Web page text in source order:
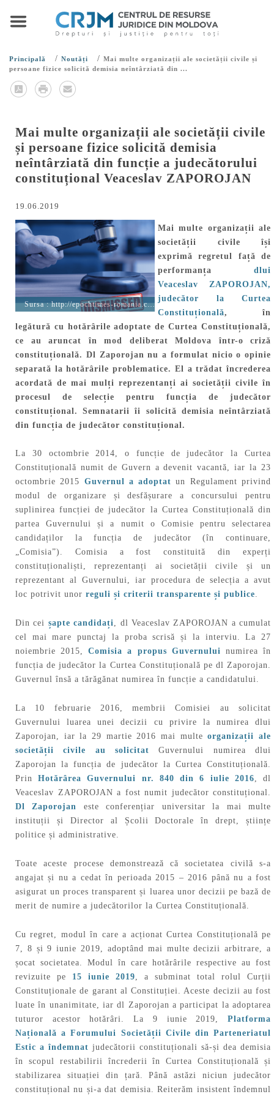
Principală / Noutăți / Mai multe organizații ale societății civile și
persoane fizice solicită demisia neîntârziată din ...
Mai multe organizații ale societății civile
și persoane fizice solicită demisia
neîntârziată din funcție a judecătorului
constituțional Veaceslav ZAPOROJAN
19.06.2019
Sursa :http://epochtimes-romania.com
Mai multe organizații ale
societății civile își
exprimă regretul față de
performanța dlui
Veaceslav ZAPOROJAN,
judecător la Curtea
Constituțională, în
legătură cu hotărârile adoptate de Curtea Constituțională,
ce au aruncat în mod deliberat Moldova într-o criză
constituțională. Dl Zaporojan nu a formulat nicio o opinie
separată la hotărârile problematice. El a trădat încrederea
acordată de mai mulți reprezentanți ai societății civile în
procesul de selecție pentru funcția de judecător
constituțional. Semnatarii îi solicită demisia neîntârziată
din funcția de judecător constituțional.
La 30 octombrie 2014, o funcție de judecător la Curtea
Constituțională numit de Guvern a devenit vacantă, iar la 23
octombrie 2015 Guvernul a adoptat un Regulament privind
modul de organizare și desfășurare a concursului pentru
suplinirea funcției de judecător la Curtea Constituțională din
partea Guvernului și a numit o Comisie pentru selectarea
candidaților la funcția de judecător (în continuare,
„Comisia”). Comisia a fost constituită din experți
constituționaliști, reprezentanți ai societății civile și un
reprezentant al Guvernului, iar procedura de selecția a avut
loc potrivit unor reguli și criterii transparente și publice.
Din cei șapte candidați, dl Veaceslav ZAPOROJAN a cumulat
cel mai mare punctaj la proba scrisă și la interviu. La 27
noiembrie 2015,Comisia a propus Guvernului numirea în
funcția de judecător la Curtea Constituțională pe dl Zaporojan.
Guvernul însă a tărăgănat numirea în funcție a candidatului.
La 10 februarie 2016, membrii Comisiei au solicitat
Guvernului luarea unei decizii cu privire la numirea dlui
Zaporojan, iar la 29 martie 2016 mai multeorganizații ale
societății civile au solicitat Guvernului numirea dlui
Zaporojan la funcția de judecător la Curtea Constituțională.
PrinHotărârea Guvernului nr. 840 din 6 iulie 2016 , dl
Veaceslav ZAPOROJAN a fost numit judecător constituțional.
Dl Zaporojan
este conferențiar universitar la mai multe
instituții și Director al Școlii Doctorale în drept, științe
politice și administrative.
Toate aceste procese demonstrează că societatea civilă s-a
angajat și nu a cedat în perioada 2015 – 2016 până nu a fost
asigurat un proces transparent și luarea unor decizii pe bază de
merit de numire a judecătorilor la Curtea Constituțională.
Cu regret, modul în care a acționat Curtea Constituțională pe
7, 8 și 9 iunie 2019, adoptând mai multe decizii arbitrare, a
șocat societatea. Modul în care hotărârile respective au fost
revizuite pe 15 iunie 2019 , a subminat total rolul Curții
Constituționale de garant al Constituției. Aceste decizii au fost
luate în unanimitate, iar dl Zaporojan a participat la adoptarea
tuturor acestor hotărâri. La 9 iunie 2019, Platforma
Națională a Forumului Societății Civile din Parteneriatul
Estic a îndemnat judecătorii constituționali să-și dea demisia
în scopul restabilirii încrederii în Curtea Constituțională și
stabilizarea situației din țară. Până astăzi niciun judecător
constituțional nu și-a dat demisia. Reiterăm insistent îndemnul